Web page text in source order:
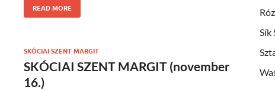
READ MORE
SKÓCIAI SZENT MARGIT
SKÓCIAI SZENT MARGIT (november
16.)
Sík